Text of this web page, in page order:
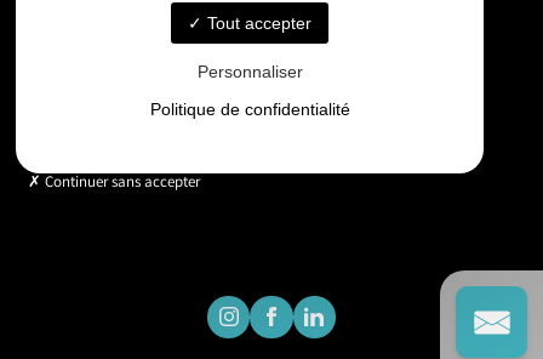
Horaires
Lundi - Vendredi : 9h - 18h
Tout accepter
Personnaliser
Politique de confidentialité
Continuer sans accepter